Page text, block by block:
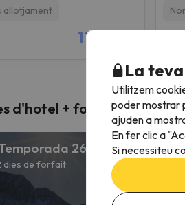
allotjament
115 €
d'hotel + forfet
26/27
dies de forfait
La
Utilitzem
poder mostrar
ajuden a
En fer clic a
Si necessiteu